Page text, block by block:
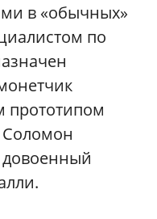
в «обычных»
по
прототипом
Соломон